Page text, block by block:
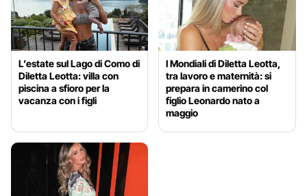
L’estate sul Lago di Como di
Diletta Leotta: villa con
piscina a sfioro per la
vacanza con i figli
I Mondiali di Diletta Leotta,
tra lavoro e maternità: si
prepara in camerino col
figlio Leonardo nato a
maggio